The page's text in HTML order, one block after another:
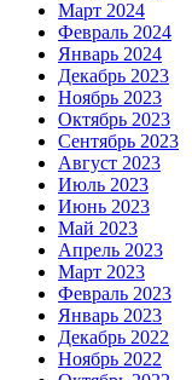
Март 2024
Февраль 2024
Январь 2024
Декабрь 2023
Ноябрь 2023
Октябрь 2023
Сентябрь 2023
Август 2023
Июль 2023
Июнь 2023
Май 2023
Апрель 2023
Март 2023
Февраль 2023
Январь 2023
Декабрь 2022
Ноябрь 2022